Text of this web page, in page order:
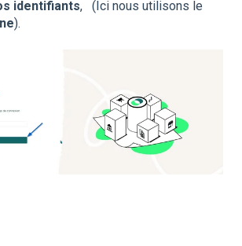
identifiants, (Ici nous utilisons le
).